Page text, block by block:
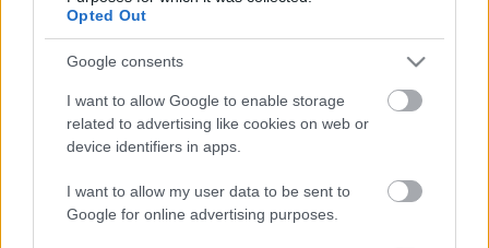
Opted Out
Google consents
I want to allow Google to enable storage
related to advertising like cookies on web or
device identifiers in apps.
I want to allow my user data to be sent to
Google for online advertising purposes.
SZOMBATHELY - KÖRMEND GYORSFORGALMI
ÚT MEGÉPÍTÉSÉRŐL, MIKÖZBEN 2022-BEN AZ
A LÁZÁR JÁNOS ÁLLÍTOTTA LE A
ÁLLAMTITKÁRA
2026. július. 27. 09:59
Vitézy Dávid hosszú közleményben írja le, hogy két NER közeli
megépítésére. Az egyik 36, a másik 53 százalékkal magasabb
koncessziós díjat ajánlott, mint amennyit a korábbi